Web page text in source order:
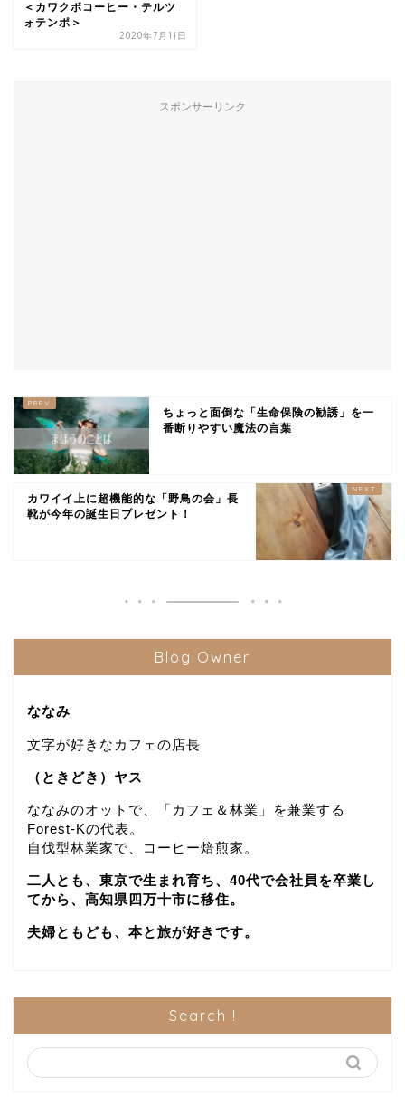
＜カワクボコーヒー・テルツ
ォテンポ＞
2020年7月11日
スポンサーリンク
ちょっと面倒な「生命保険の勧誘」を一
番断りやすい魔法の言葉
カワイイ上に超機能的な「野鳥の会」長
靴が今年の誕生日プレゼント！
Blog Owner
ななみ
文字が好きなカフェの店長
（ときどき）ヤス
ななみのオットで、「カフェ＆林業」を兼業する
Forest-Kの代表。
自伐型林業家で、コーヒー焙煎家。
二人とも、東京で生まれ育ち、40代で会社員を卒業し
てから、高知県四万十市に移住。
夫婦ともども、本と旅が好きです。
Search !